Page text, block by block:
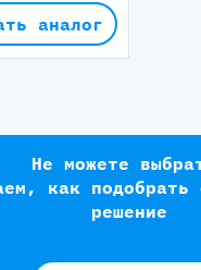
аналог
Не можете
как подобрать
решение